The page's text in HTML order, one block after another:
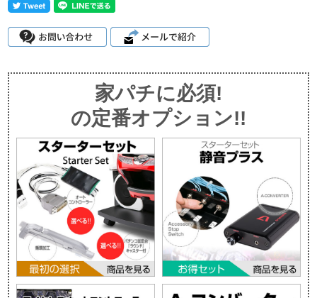
家パチに必須!
の定番オプション!!